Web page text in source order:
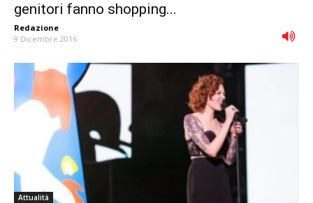
genitori fanno shopping...
Redazione -
9 Dicembre 2016
Attualità